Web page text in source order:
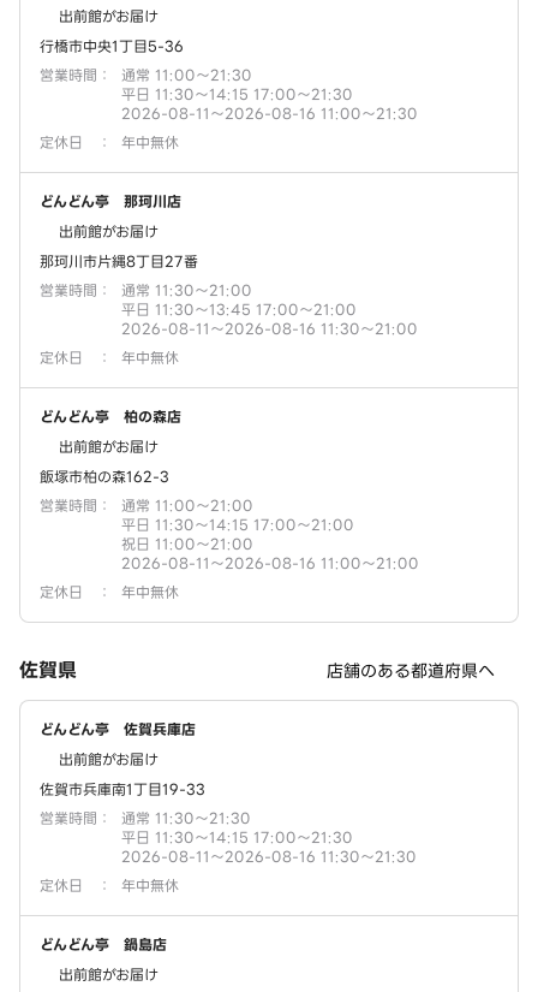
出前館がお届け
行橋市中央1丁目5-36
営業時間 ：
通常 11:00～21:30
平日 11:30～14:15 17:00～21:30
2026-08-11～2026-08-16 11:00～21:30
定休日
： 年中無休
どんどん亭 那珂川店
出前館がお届け
那珂川市片縄8丁目27番
営業時間 ：
通常 11:30～21:00
平日 11:30～13:45 17:00～21:00
2026-08-11～2026-08-16 11:30～21:00
定休日
： 年中無休
どんどん亭 柏の森店
出前館がお届け
飯塚市柏の森162-3
営業時間 ：
通常 11:00～21:00
平日 11:30～14:15 17:00～21:00
祝日 11:00～21:00
2026-08-11～2026-08-16 11:00～21:00
定休日
： 年中無休
佐賀県 店舗のある都道府県へ
どんどん亭 佐賀兵庫店
出前館がお届け
佐賀市兵庫南1丁目19-33
営業時間 ：
通常 11:30～21:30
平日 11:30～14:15 17:00～21:30
2026-08-11～2026-08-16 11:30～21:30
定休日
： 年中無休
どんどん亭 鍋島店
出前館がお届け